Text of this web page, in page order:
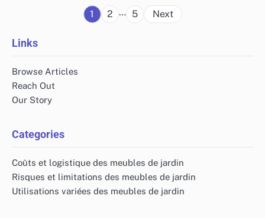
Posts
1 2 … 5 Next
Links
Browse Articles
Reach Out
Our Story
Categories
Coûts et logistique des meubles de jardin
Risques et limitations des meubles de jardin
Utilisations variées des meubles de jardin